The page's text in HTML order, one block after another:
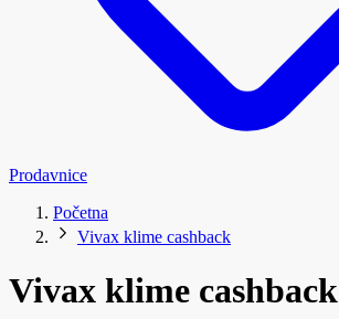
Prodavnice
Početna
Vivax klime cashback
Vivax klime cashback